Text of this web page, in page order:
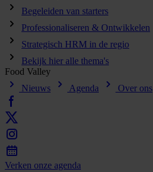
Begeleiden van starters
Professionaliseren & Ontwikkelen
Strategisch HRM in de regio
Bekijk hier alle thema's
Food Valley
Nieuws
Agenda Over ons
Verken onze agenda